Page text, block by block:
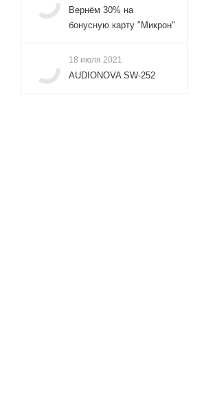
Вернём 30% на
бонусную карту "Микрон"
18 июля 2021
AUDIONOVA SW-252